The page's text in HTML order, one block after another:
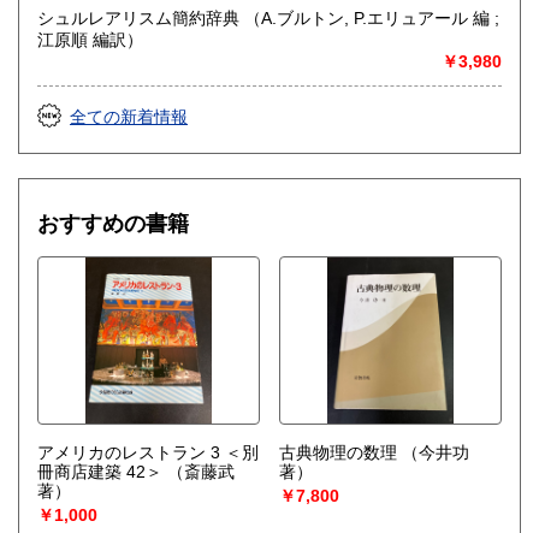
シュルレアリスム簡約辞典 （A.ブルトン, P.エリュアール 編 ;
江原順 編訳）
￥3,980
全ての新着情報
おすすめの書籍
アメリカのレストラン 3 ＜別
冊商店建築 42＞
（斎藤武
著）
￥1,000
古典物理の数理
（今井功
著）
￥7,800